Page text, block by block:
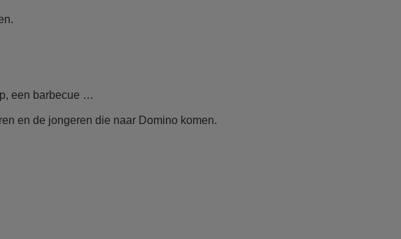
een barbecue …
en de jongeren die naar Domino komen.